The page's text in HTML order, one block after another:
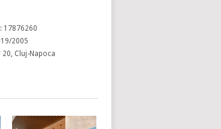
17876260
2005
Cluj-Napoca